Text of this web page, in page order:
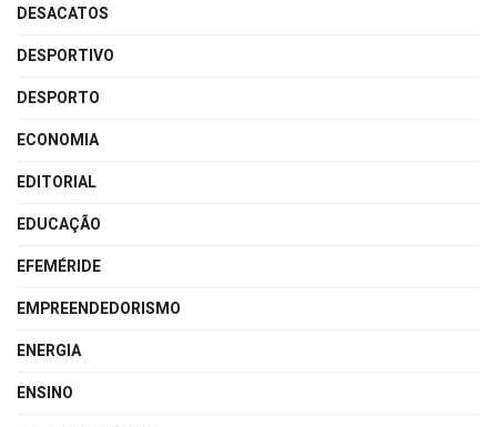
DESACATOS
DESPORTIVO
DESPORTO
ECONOMIA
EDITORIAL
EDUCAÇÃO
EFEMÉRIDE
EMPREENDEDORISMO
ENERGIA
ENSINO